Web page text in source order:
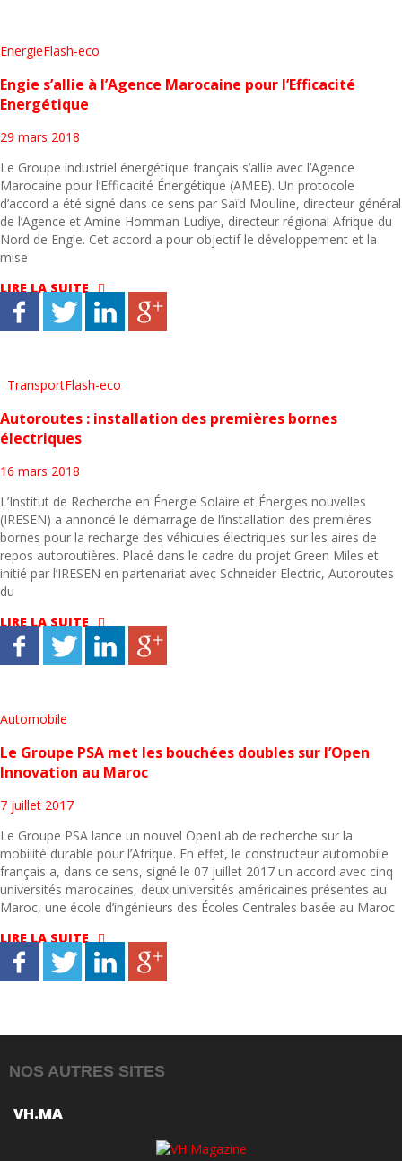
EnergieFlash-eco
Engie s’allie à l’Agence Marocaine pour l’Efficacité
Energétique
29 mars 2018
Le Groupe industriel énergétique français s’allie avec l’Agence
Marocaine pour l’Efficacité Énergétique (AMEE). Un protocole
d’accord a été signé dans ce sens par Saïd Mouline, directeur général
de l’Agence et Amine Homman Ludiye, directeur régional Afrique du
Nord de Engie. Cet accord a pour objectif le développement et la
mise
LIRE LA SUITE
TransportFlash-eco
Autoroutes : installation des premières bornes
électriques
16 mars 2018
L’Institut de Recherche en Énergie Solaire et Énergies nouvelles
(IRESEN) a annoncé le démarrage de l’installation des premières
bornes pour la recharge des véhicules électriques sur les aires de
repos autoroutières. Placé dans le cadre du projet Green Miles et
initié par l’IRESEN en partenariat avec Schneider Electric, Autoroutes
du
LIRE LA SUITE
Automobile
Le Groupe PSA met les bouchées doubles sur l’Open
Innovation au Maroc
7 juillet 2017
Le Groupe PSA lance un nouvel OpenLab de recherche sur la
mobilité durable pour l’Afrique. En effet, le constructeur automobile
français a, dans ce sens, signé le 07 juillet 2017 un accord avec cinq
universités marocaines, deux universités américaines présentes au
Maroc, une école d’ingénieurs des Écoles Centrales basée au Maroc
LIRE LA SUITE
NOS AUTRES SITES
VH.MA